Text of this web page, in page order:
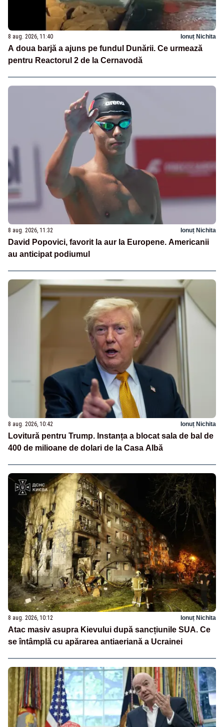
8 aug. 2026, 11:40 Ionuț Nichita
A doua barjă a ajuns pe fundul Dunării. Ce urmează
pentru Reactorul 2 de la Cernavodă
8 aug. 2026, 11:32 Ionuț Nichita
David Popovici, favorit la aur la Europene. Americanii
au anticipat podiumul
8 aug. 2026, 10:42 Ionuț Nichita
Lovitură pentru Trump. Instanța a blocat sala de bal de
400 de milioane de dolari de la Casa Albă
8 aug. 2026, 10:12 Ionuț Nichita
Atac masiv asupra Kievului după sancțiunile SUA. Ce
se întâmplă cu apărarea antiaeriană a Ucrainei